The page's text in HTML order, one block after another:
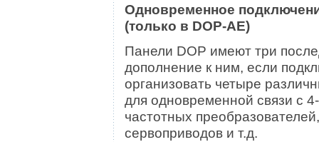
Одновременное
(только в DOP-AE)
Панели DOP имеют три
дополнение к ним, если
организовать четыре
для одновременной связи с
частотных
сервоприводов и т.д.